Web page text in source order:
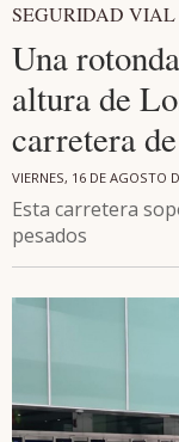
SEGURIDAD VIAL
Una
altura de
carretera
VIERNES, 16 DE AGOSTO
Esta carretera
pesados